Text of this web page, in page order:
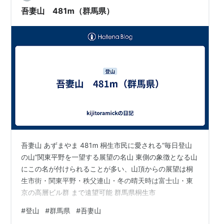
吾妻山 481m（群馬県）
吾妻山 あずまやま 481m 桐生市民に愛される“毎日登山
の山”関東平野を一望する展望の名山 東側の象徴となる山
にこの名が付けられることが多い、山頂からの展望は桐
生市街・関東平野・秩父連山・冬の晴天時は富士山・東
京の高層ビル群 まで遠望可能 群馬県桐生市
#登山 #群馬県 #吾妻山